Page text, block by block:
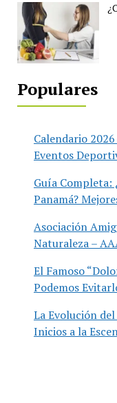
Populares
Calendario
Eventos
Guía Completa:
Panamá?
Asociación
Naturaleza –
El Famoso
Podemos
La Evolución
Inicios a la